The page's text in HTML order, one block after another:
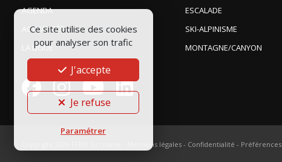
AGENDA
ACTUALITÉS
LA LIGUE
ESCALADE
SKI-ALPINISME
MONTAGNE/CANYON
Mentions légales - Confidentialité - Préférences
Ce site utilise des cookies
pour analyser son trafic
J'accepte
Je refuse
Paramétrer